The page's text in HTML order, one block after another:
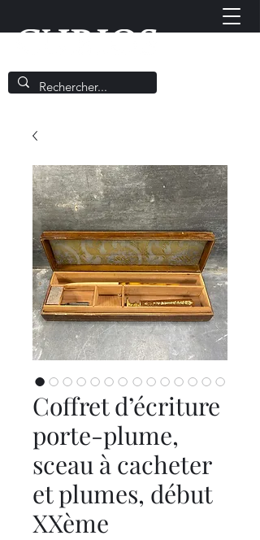
Coffret d’écriture
porte-plume,
sceau à cacheter
et plumes, début
XXème